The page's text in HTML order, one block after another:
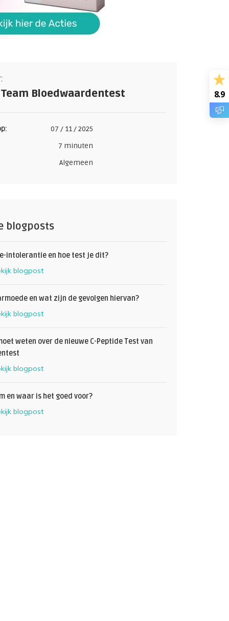
Bloedwaardentest
07 / 11 / 2025
7 minuten
Algemeen
blogposts
intolerantie en hoe test je dit?
blogpost
en wat zijn de gevolgen hiervan?
blogpost
weten over de nieuwe C-Peptide Test van
blogpost
en waar is het goed voor?
blogpost
8.9